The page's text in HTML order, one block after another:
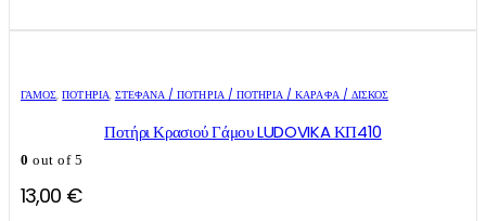
ΓΑΜΟΣ,ΠΟΤΉΡΙΑ, ΣΤΈΦΑΝΑ / ΠΟΤΉΡΙΑ / ΠΟΤΉΡΙΑ / ΚΑΡΆΦΑ / ΔΊΣΚΟΣ
Ποτήρι Κρασιού Γάμου LUDOVIKA ΚΠ410
0 out of 5
13,00 €